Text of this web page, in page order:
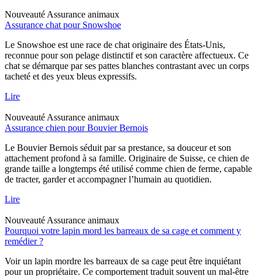
Nouveauté Assurance animaux
Assurance chat pour Snowshoe
Le Snowshoe est une race de chat originaire des États-Unis,
reconnue pour son pelage distinctif et son caractère affectueux. Ce
chat se démarque par ses pattes blanches contrastant avec un corps
tacheté et des yeux bleus expressifs.
Lire
Nouveauté Assurance animaux
Assurance chien pour Bouvier Bernois
Le Bouvier Bernois séduit par sa prestance, sa douceur et son
attachement profond à sa famille. Originaire de Suisse, ce chien de
grande taille a longtemps été utilisé comme chien de ferme, capable
de tracter, garder et accompagner l’humain au quotidien.
Lire
Nouveauté Assurance animaux
Pourquoi votre lapin mord les barreaux de sa cage et comment y
remédier ?
Voir un lapin mordre les barreaux de sa cage peut être inquiétant
pour un propriétaire. Ce comportement traduit souvent un mal-être